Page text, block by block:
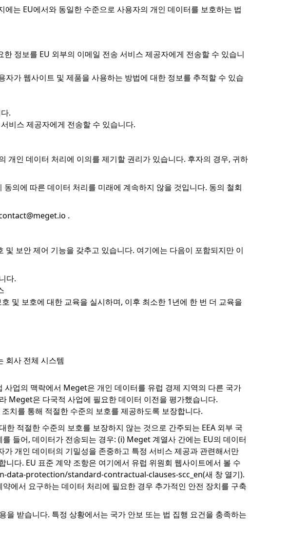
는 EU에서와 동일한 수준으로 사용자의 개인 데이터를 보호하는 법
정보를 EU 외부의 이메일 전송 서비스 제공자에게 전송할 수 있습니
가 웹사이트 및 제품을 사용하는 방법에 대한 정보를 추적할 수 있습
.
비스 제공자에게 전송할 수 있습니다.
개인 데이터 처리에 이의를 제기할 권리가 있습니다. 후자의 경우, 귀하
의에 따른 데이터 처리를 미래에 계속하지 않을 것입니다. 동의 철회
.
보안 제어 기능을 갖추고 있습니다. 여기에는 다음이 포함되지만 이
다.
및 보호에 대한 교육을 실시하며, 이후 최소한 1년에 한 번 더 교육을
회사 전체 시스템
업의 맥락에서 Meget은 개인 데이터를 유럽 경제 지역의 다른 국가
Meget은 다국적 사업에 필요한 데이터 이전을 평가했습니다.
치를 통해 적절한 수준의 보호를 제공하도록 보장합니다.
적절한 수준의 보호를 보장하지 않는 것으로 간주되는 EEA 외부 국
들어, 데이터가 전송되는 경우: (i) Meget 계열사 간에는 EU의 데이터
개인 데이터의 기밀성을 존중하고 특정 서비스 제공과 관련해서만
다. EU 표준 계약 조항은 여기에서 유럽 위원회 웹사이트에서 볼 수
protection/standard-contractual-clauses-scc_en(새 창 열기).
에서 요구하는 데이터 처리에 필요한 경우 추가적인 안전 장치를 구축
받습니다. 특정 상황에서는 국가 안보 또는 법 집행 요건을 충족하는